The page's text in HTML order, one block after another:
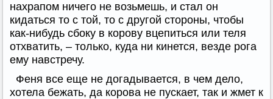
нахрапом ничего не возьмешь, и стал он
кидаться то с той, то с другой стороны, чтобы
как-нибудь сбоку в корову вцепиться или теля
отхватить, – только, куда ни кинется, везде рога
ему навстречу.
Феня все еще не догадывается, в чем дело,
хотела бежать, да корова не пускает, так и жмет к